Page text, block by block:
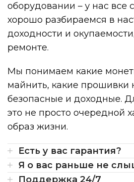
оборудовании – у нас все
хорошо разбираемся в
доходности и
ремонте.
Мы понимаем какие
майнить, какие прошивки
безопасные и доходные.
это не просто очередной
образ жизни.
Есть у вас гарантия?
Я о вас раньше не
Поддержка 24/7